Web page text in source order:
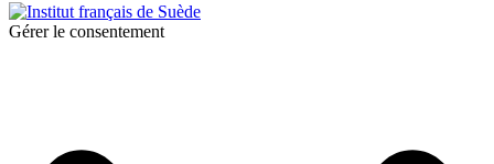
Gérer le consentement